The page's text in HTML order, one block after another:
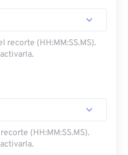
recorte (HH:MM:SS.MS).
(HH:MM:SS.MS).